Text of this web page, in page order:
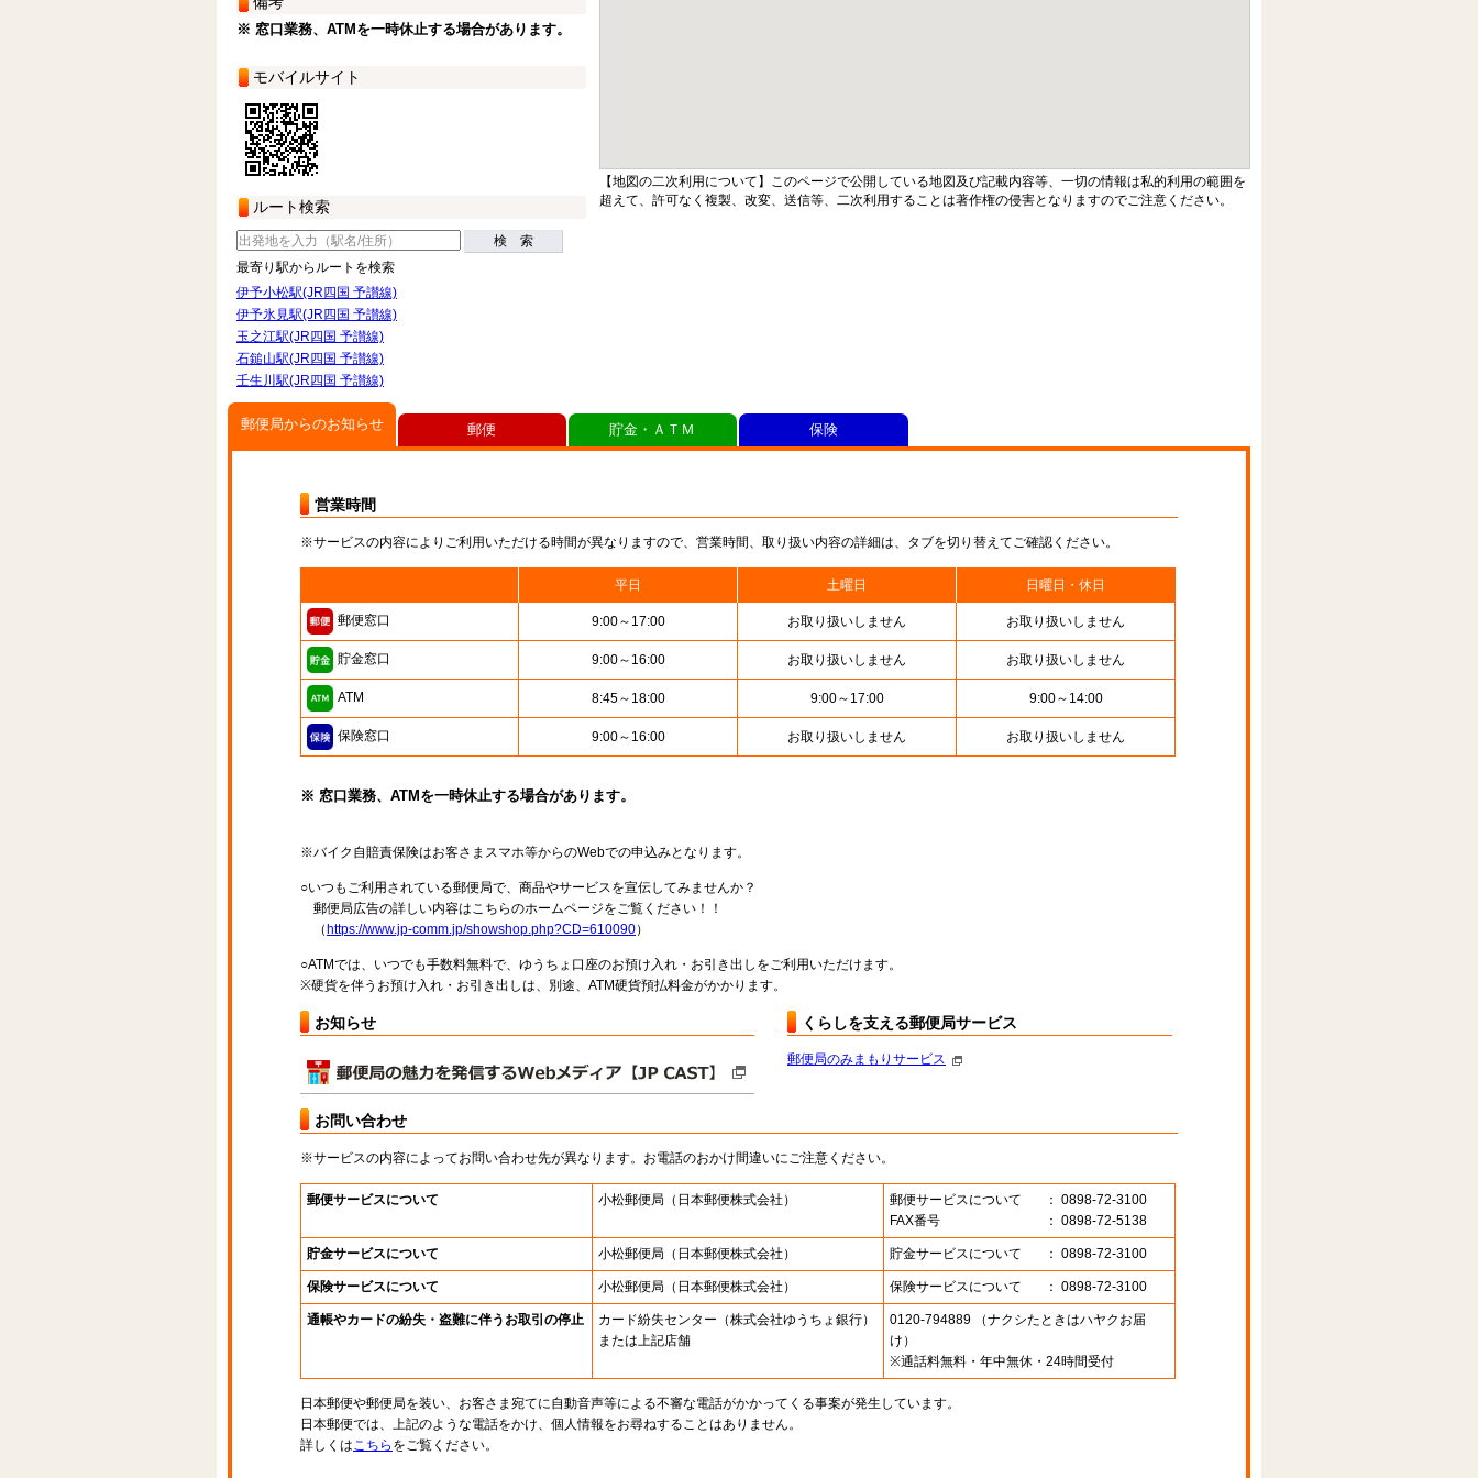
※ 窓口業務、ATMを一時休止する場合があります。
モバイルサイト
ルート検索
検 索
最寄り駅からルートを検索
伊予小松駅(JR四国 予讃線)
伊予氷見駅(JR四国 予讃線)
玉之江駅(JR四国 予讃線)
石鎚山駅(JR四国 予讃線)
壬生川駅(JR四国 予讃線)
【地図の二次利用について】このページで公開している地図及び記載内容等、一切の情報は私的利用の範囲を
超えて、許可なく複製、改変、送信等、二次利用することは著作権の侵害となりますのでご注意ください。
郵便局からのお知らせ
営業時間
※サービスの内容によりご利用いただける時間が異なりますので、営業時間、取り扱い内容の詳細は、タブを切り替えてご確認ください。
平日 土曜日 日曜日・休日
郵便窓口 9:00～17:00 お取り扱いしません お取り扱いしません
貯金窓口 9:00～16:00 お取り扱いしません お取り扱いしません
ATM 8:45～18:00 9:00～17:00 9:00～14:00
保険窓口 9:00～16:00 お取り扱いしません お取り扱いしません
※ 窓口業務、ATMを一時休止する場合があります。
※バイク自賠責保険はお客さまスマホ等からのWebでの申込みとなります。
○いつもご利用されている郵便局で、商品やサービスを宣伝してみませんか？
郵便局広告の詳しい内容はこちらのホームページをご覧ください！！
（ https://www.jp-comm.jp/showshop.php?CD=610090）
○ATMでは、いつでも手数料無料で、ゆうちょ口座のお預け入れ・お引き出しをご利用いただけます。
※硬貨を伴うお預け入れ・お引き出しは、別途、ATM硬貨預払料金がかかります。
お知らせ くらしを支える郵便局サービス
郵便局のみまもりサービス
お問い合わせ
※サービスの内容によってお問い合わせ先が異なります。お電話のおかけ間違いにご注意ください。
郵便サービスについて 小松郵便局 （日本郵便株式会社） 郵便サービスについて
： 0898-72-3100
FAX番号
： 0898-72-5138
貯金サービスについて 小松郵便局 （日本郵便株式会社） 貯金サービスについて ： 0898-72-3100
保険サービスについて 小松郵便局 （日本郵便株式会社） 保険サービスについて ： 0898-72-3100
通帳やカードの紛失・盗難に伴うお取引の停止 カード紛失センター （株式会社ゆうちょ銀行）
または上記店舗
0120-794889 （ナクシたときはハヤクお届
け）
※通話料無料・年中無休・24時間受付
日本郵便や郵便局を装い、お客さま宛てに自動音声等による不審な電話がかかってくる事案が発生しています。
日本郵便では、上記のような電話をかけ、個人情報をお尋ねすることはありません。
詳しくはこちら をご覧ください。
郵便 貯金・ＡＴＭ 保険